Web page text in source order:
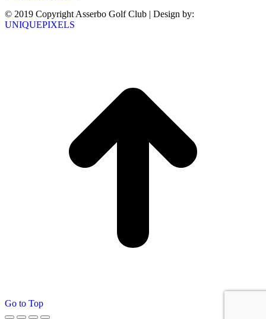
© 2019 Copyright Asserbo Golf Club | Design by:
UNIQUEPIXELS
Go to Top